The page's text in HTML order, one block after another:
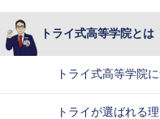
トライ式高等学院とは
トライ式高等学院
トライが選ばれる